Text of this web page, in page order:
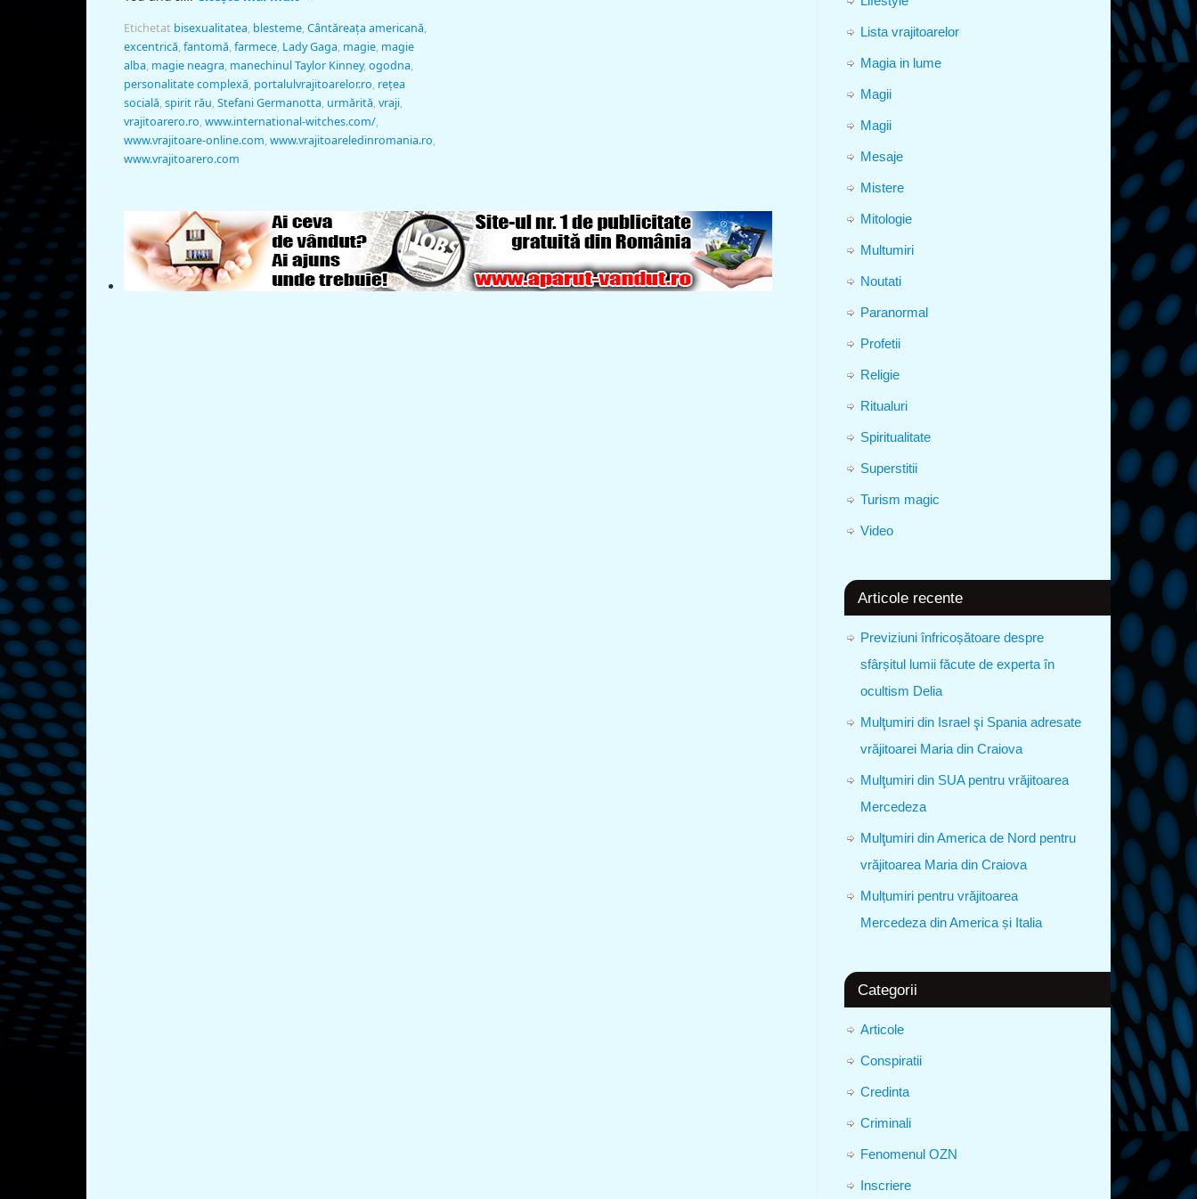
Etichetat bisexualitatea, blesteme,Cântăreaţa americană,
excentrică,fantomă,farmece, Lady Gaga, magie, magie
alba, magie neagra, manechinul Taylor Kinney,ogodna,
personalitate complexă, portalulvrajitoarelor.ro, reţea
socială,spirit rău,Stefani Germanotta, urmărită,vraji,
vrajitoarero.ro,www.international-witches.com/,
www.vrajitoare-online.com,www.vrajitoareledinromania.ro,
www.vrajitoarero.com
Lista vrajitoarelor
Magia in lume
Magii
Magii
Mesaje
Mistere
Mitologie
Multumiri
Noutati
Paranormal
Profetii
Religie
Ritualuri
Spiritualitate
Superstitii
Turism magic
Video
Articole recente
Previziuni înfricoșătoare despre
sfârșitul lumii făcute de experta în
ocultism Delia
Mulţumiri din Israel şi Spania adresate
vrăjitoarei Maria din Craiova
Mulţumiri din SUA pentru vrăjitoarea
Mercedeza
Mulţumiri din America de Nord pentru
vrăjitoarea Maria din Craiova
Mulțumiri pentru vrăjitoarea
Mercedeza din America și Italia
Categorii
Articole
Conspiratii
Credinta
Criminali
Fenomenul OZN
Inscriere